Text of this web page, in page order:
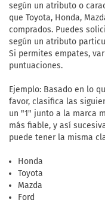
según un atributo o
que Toyota, Honda,
comprados. Puedes
según un atributo
Si permites empates,
puntuaciones.
Ejemplo: Basado en lo
favor, clasifica las
un "1" junto a la marca
más fiable, y así
puede tener la misma
Honda
Toyota
Mazda
Ford